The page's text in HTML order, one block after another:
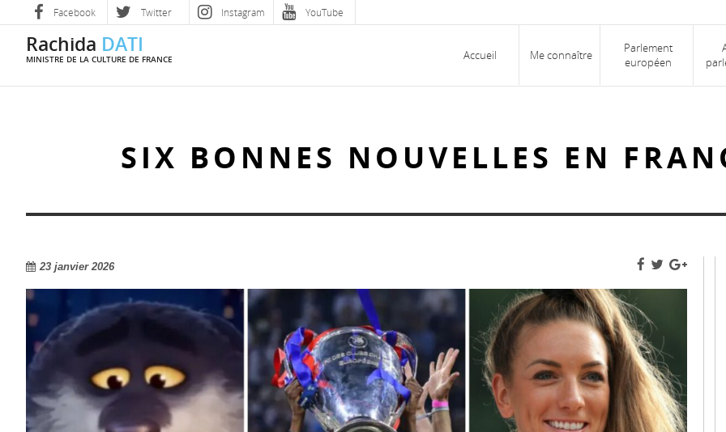
Facebook Twitter Instagram YouTube
Rachida DATI
MINISTRE DE LA CULTURE DE FRANCE Accueil Me connaître
Parlement
européen
SIX BONNES NOUVELLES EN
23 janvier 2026